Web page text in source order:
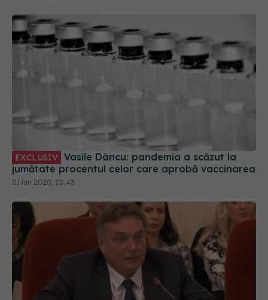
EXCLUSIV
jumătate procentul celor care aprobă vaccinarea
01 iun 2020, 20:43